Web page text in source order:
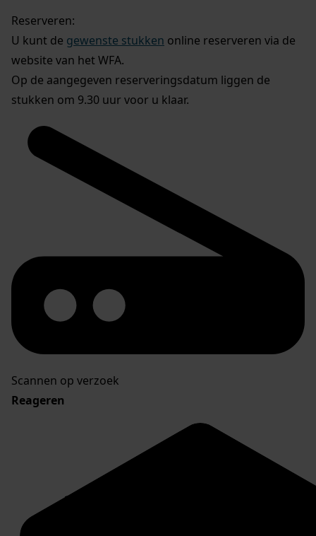
Reserveren:
U kunt de gewenste stukken online reserveren via de
website van het WFA.
Op de aangegeven reserveringsdatum liggen de
stukken om 9.30 uur voor u klaar.
Scannen op verzoek
Reageren